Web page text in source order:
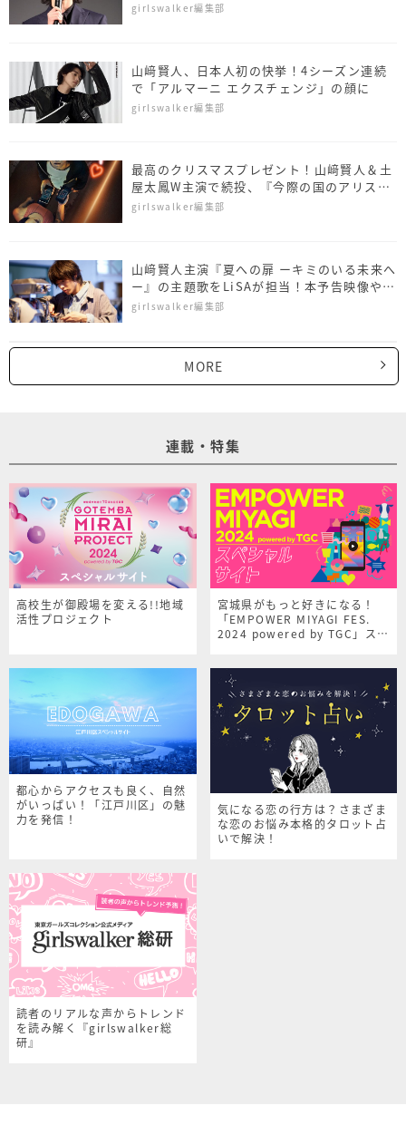
girlswalker編集部
山﨑賢人、日本人初の快挙！4シーズン連続
で「アルマーニ エクスチェンジ」の顔に
girlswalker編集部
最高のクリスマスプレゼント！山﨑賢人＆土
屋太鳳W主演で続投、『今際の国のアリス』
シーズン2制作決定
girlswalker編集部
山﨑賢人主演『夏への扉 ーキミのいる未来へ
ー』の主題歌をLiSAが担当！本予告映像や本
ポスターも解禁に
girlswalker編集部
MORE
連載・特集
高校生が御殿場を変える!!地域
活性プロジェクト
宮城県がもっと好きになる！
「EMPOWER MIYAGI FES.
2024 powered by TGC」スペ
都心からアクセスも良く、自然
がいっぱい！「江戸川区」の魅
力を発信！
気になる恋の行方は？さまざま
な恋のお悩み本格的タロット占
いで解決！
読者のリアルな声からトレンド
を読み解く『girlswalker総
研』